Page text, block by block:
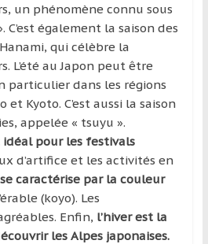
un phénomène connu sous
C’est également la saison des
qui célèbre la
L’été au Japon peut être
particulier dans les régions
et Kyoto. C’est aussi la saison
appelée « tsuyu ».
idéal pour les festivals
d’artifice et les activités en
se caractérise par la couleur
(koyo). Les
Enfin, l’hiver est la
les Alpes japonaises.